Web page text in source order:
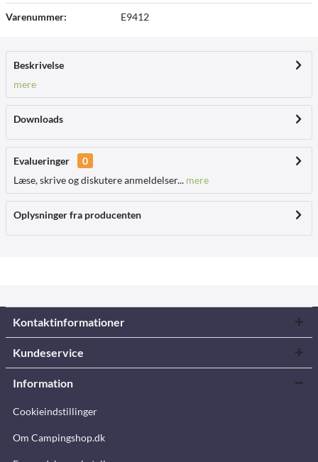
Varenummer: E9412
Beskrivelse
mere
Downloads
Evalueringer
0
Læse, skrive og diskutere anmeldelser... mere
Oplysninger fra producenten
Kontaktinformationer
Kundeservice
Information
Cookieindstillinger
Om Campingshop.dk